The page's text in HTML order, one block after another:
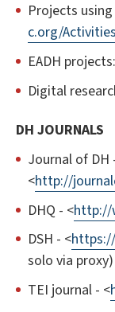
Projects
c.org/
EADH
Digital
DH JOURNALS
Journal of DH
<http://
DHQ - <http://
DSH - <
solo via proxy)
TEI journal - <